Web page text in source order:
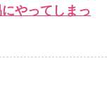
やってしまっ